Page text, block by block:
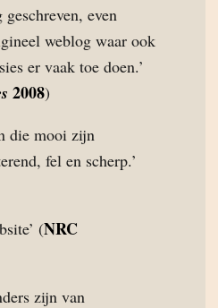
even
weblog waar ook
er vaak toe doen.’
2008)
die mooi zijn
fel en scherp.’
(NRC
zijn van